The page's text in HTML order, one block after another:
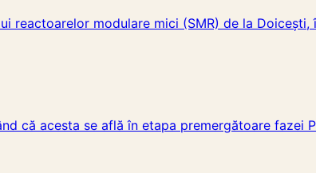
reactoarelor modulare mici (SMR) de la
că acesta se află în etapa premergătoare fazei